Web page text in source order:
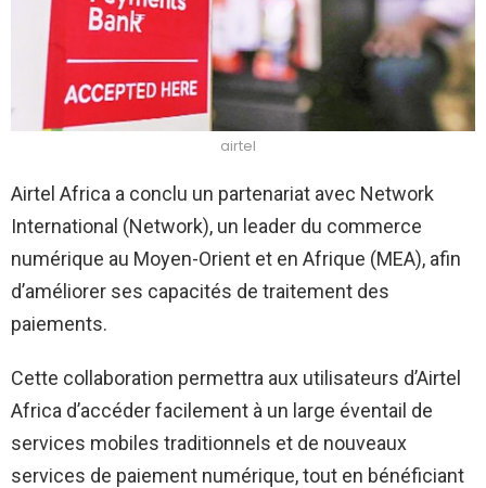
airtel
Airtel Africa a conclu un partenariat avec Network
International (Network), un leader du commerce
numérique au Moyen-Orient et en Afrique (MEA), afin
d’améliorer ses capacités de traitement des
paiements.
Cette collaboration permettra aux utilisateurs d’Airtel
Africa d’accéder facilement à un large éventail de
services mobiles traditionnels et de nouveaux
services de paiement numérique, tout en bénéficiant